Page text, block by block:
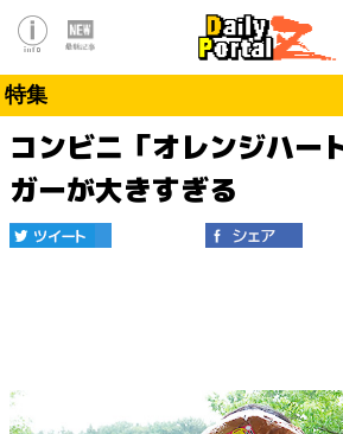
特集
コンビニ「オレンジハー
ガーが大きすぎる